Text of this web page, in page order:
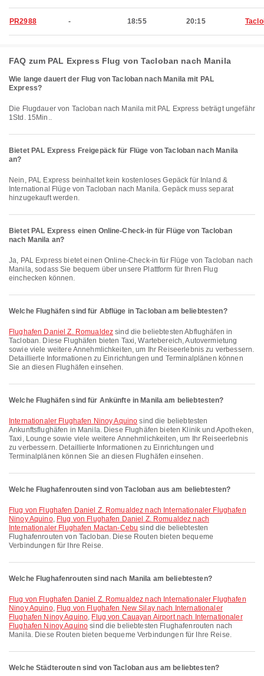
PR2988 - 18:55 20:15
FAQ zum PAL Express Flug von Tacloban nach Manila
Wie lange dauert der Flug von Tacloban nach Manila mit PAL
Express?
Die Flugdauer von Tacloban nach Manila mit PAL Express beträgt ungefähr
1Std. 15Min..
Bietet PAL Express Freigepäck für Flüge von Tacloban nach Manila
an?
Nein, PAL Express beinhaltet kein kostenloses Gepäck für Inland &
International Flüge von Tacloban nach Manila. Gepäck muss separat
hinzugekauft werden.
Bietet PAL Express einen Online-Check-in für Flüge von Tacloban
nach Manila an?
Ja, PAL Express bietet einen Online-Check-in für Flüge von Tacloban nach
Manila, sodass Sie bequem über unsere Plattform für Ihren Flug
einchecken können.
Welche Flughäfen sind für Abflüge in Tacloban am beliebtesten?
Flughafen Daniel Z. Romualdez sind die beliebtesten Abflughäfen in
Tacloban. Diese Flughäfen bieten Taxi, Wartebereich, Autovermietung
sowie viele weitere Annehmlichkeiten, um Ihr Reiseerlebnis zu verbessern.
Detaillierte Informationen zu Einrichtungen und Terminalplänen können
Sie an diesen Flughäfen einsehen.
Welche Flughäfen sind für Ankünfte in Manila am beliebtesten?
Internationaler Flughafen Ninoy Aquino sind die beliebtesten
Ankunftsflughäfen in Manila. Diese Flughäfen bieten Klinik und Apotheken,
Taxi, Lounge sowie viele weitere Annehmlichkeiten, um Ihr Reiseerlebnis
zu verbessern. Detaillierte Informationen zu Einrichtungen und
Terminalplänen können Sie an diesen Flughäfen einsehen.
Welche Flughafenrouten sind von Tacloban aus am beliebtesten?
Flug von Flughafen Daniel Z. Romualdez nach Internationaler Flughafen
Ninoy Aquino, Flug von Flughafen Daniel Z. Romualdez nach
Internationaler Flughafen Mactan-Cebu sind die beliebtesten
Flughafenrouten von Tacloban. Diese Routen bieten bequeme
Verbindungen für Ihre Reise.
Welche Flughafenrouten sind nach Manila am beliebtesten?
Flug von Flughafen Daniel Z. Romualdez nach Internationaler Flughafen
Ninoy Aquino, Flug von Flughafen New Silay nach Internationaler
Flughafen Ninoy Aquino, Flug von Cauayan Airport nach Internationaler
Flughafen Ninoy Aquino sind die beliebtesten Flughafenrouten nach
Manila. Diese Routen bieten bequeme Verbindungen für Ihre Reise.
Welche Städterouten sind von Tacloban aus am beliebtesten?